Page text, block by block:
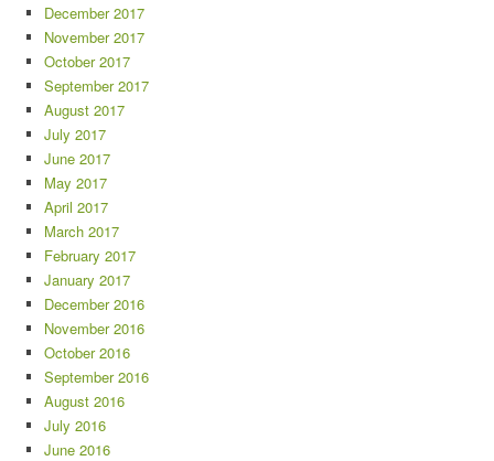
December 2017
November 2017
October 2017
September 2017
August 2017
July 2017
June 2017
May 2017
April 2017
March 2017
February 2017
January 2017
December 2016
November 2016
October 2016
September 2016
August 2016
July 2016
June 2016